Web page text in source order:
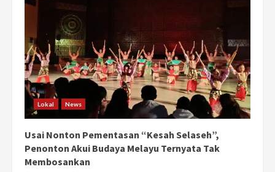
Lokal News
Usai Nonton Pementasan “Kesah Selaseh”,
Penonton Akui Budaya Melayu Ternyata Tak
Membosankan